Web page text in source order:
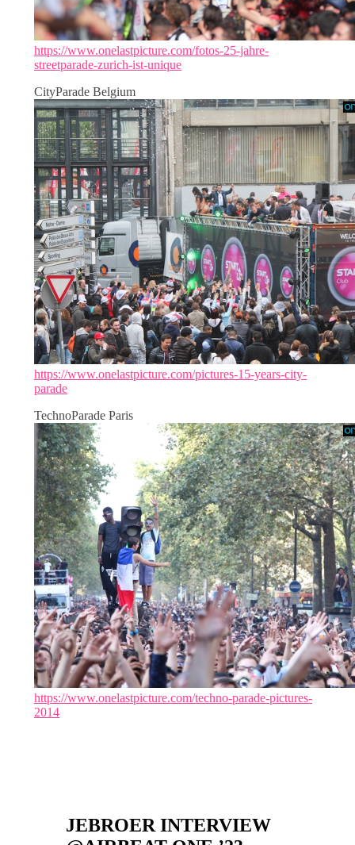
https://www.onelastpicture.com/fotos-25-jahre-
streetparade-zurich-ist-unique
CityParade Belgium
https://www.onelastpicture.com/pictures-15-years-city-
parade
TechnoParade Paris
https://www.onelastpicture.com/techno-parade-pictures-
2014
JEBROER INTERVIEW